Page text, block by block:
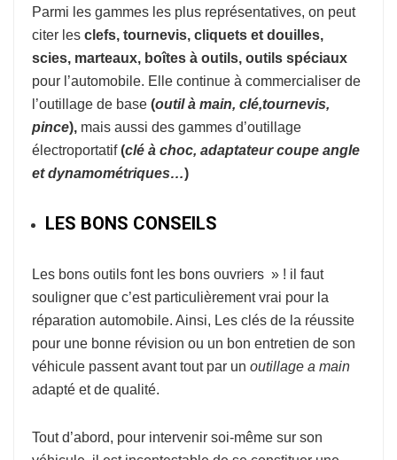
Parmi les gammes les plus représentatives, on peut
citer les clefs, tournevis, cliquets et douilles,
scies, marteaux, boîtes à outils, outils spéciaux
pour l’automobile. Elle continue à commercialiser de
l’outillage de base (outil à main, clé,tournevis,
pince), mais aussi des gammes d’outillage
électroportatif (clé à choc, adaptateur coupe angle
et dynamométriques…)
LES BONS CONSEILS
Les bons outils font les bons ouvriers » ! il faut
souligner que c’est particulièrement vrai pour la
réparation automobile. Ainsi, Les clés de la réussite
pour une bonne révision ou un bon entretien de son
véhicule passent avant tout par un outillage a main
adapté et de qualité.
Tout d’abord, pour intervenir soi-même sur son